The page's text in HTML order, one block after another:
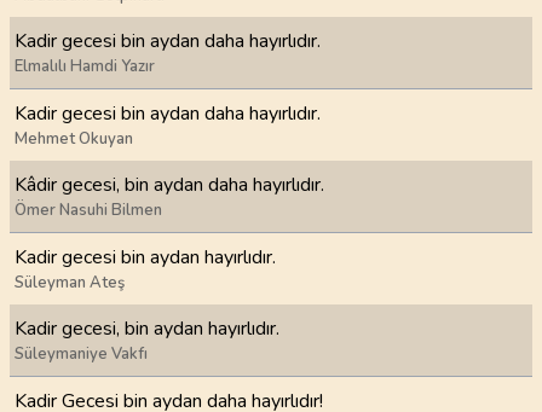
Kadir gecesi bin aydan daha hayırlıdır.
Elmalılı Hamdi Yazır
Kadir gecesi bin aydan daha hayırlıdır.
Mehmet Okuyan
Kâdir gecesi, bin aydan daha hayırlıdır.
Ömer Nasuhi Bilmen
Kadir gecesi bin aydan hayırlıdır.
Süleyman Ateş
Kadir gecesi, bin aydan hayırlıdır.
Süleymaniye Vakfı
Kadir Gecesi bin aydan daha hayırlıdır!